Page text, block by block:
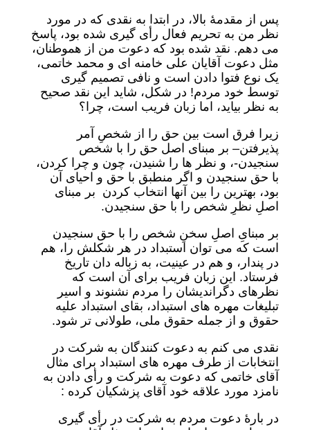
پس از مقدمۀ بالا، در ابتدا به نقدی که در مورد
نظر من به تحریم فعال رأی گیری شده بود، پاسخ
می دهم. نقد شده بود که دعوت من از هموطنان،
مثل دعوت آقایان علی خامنه ای و محمد خاتمی،
یک نوع فتوا دادن است و نافی تصمیم گیری
توسط خود مردم! در شکل، شاید این نقد صحیح
به نظر بیاید، اما زبان فریب است، چرا؟
زیرا فرق است بین حق را از شخصِ آمر
پذیرفتن– بر مبنای اصل حق را با شخص
سنجیدن-، و نظر ها را شنیدن، چون و چرا کردن،
با حق سنجیدن و اگر منطبق با حق و احیای آن
بود، بهترین را بین آنها انتخاب کردن بر مبنای
اصلِ نظرِ شخص را با حق سنجیدن.
بر مبنایِ اصلِ سخنِ شخص را با حق سنجیدن
است که می توان استبداد در هر شکلش را، هم
در پندار، و هم در عینیت، به زباله دان تاریخ
فرستاد. این زبان فریب برای آن است که
نظرهای دگراندیشان را مردم نشنوند و اسیر
تبلیغات مهره های استبداد، بقای استبداد علیه
حقوق و از جمله حقوق ملی، طولانی تر شود.
نقدی می کنم به دعوت کنندگان به شرکت در
انتخابات از طرف مهره های استبداد برای مثال
آقای خاتمی که دعوت به شرکت و رأی دادن به
نامزد مورد علاقه خود آقای پزشکیان کرده :
در بارۀ دعوت مردم به شرکت در رأی گیری